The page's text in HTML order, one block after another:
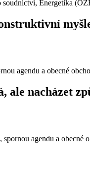
soudnictví, Energetika
agendu a obecné
ale nacházet
agendu a obecné